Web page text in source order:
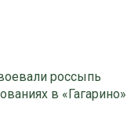
россыпь
в «Гагарино»